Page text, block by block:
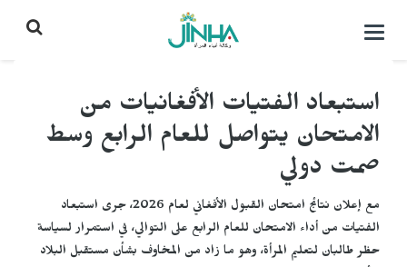
التحكم
استبعاد الفتيات الأفغانيات من
الامتحان يتواصل للعام الرابع وسط
صمت دولي
مع إعلان نتائج امتحان القبول الأفغاني لعام 2026، جرى استبعاد
الفتيات من أداء الامتحان للعام الرابع على التوالي، في استمرار لسياسة
حظر طالبان لتعليم المرأة، وهو ما زاد من المخاوف بشأن مستقبل البلاد